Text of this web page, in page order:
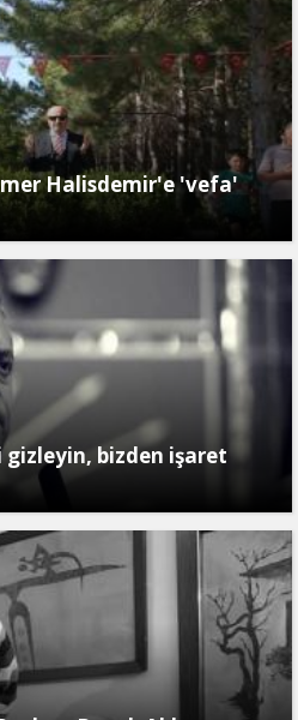
Halisdemir'e 'vefa'
gizleyin, bizden işaret